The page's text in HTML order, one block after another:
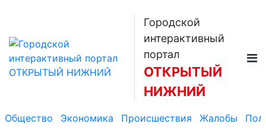
Городской
интерактивный
портал
ОТКРЫТЫЙ
НИЖНИЙ
Общество Экономика Происшествия Жалобы